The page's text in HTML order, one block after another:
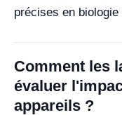
précises en
Comment les
évaluer
appareils ?